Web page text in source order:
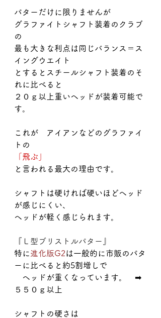
パターだけに限りませんが
グラファイトシャフト装着のクラブ
の
最も大きな利点は同じバランス＝ス
イングウエイト
とするとスチールシャフト装着のそ
れに比べると
２０ｇ以上重いヘッドが装着可能で
す。
これが　アイアンなどのグラファイ
トの
「飛ぶ」
と言われる最大の理由です。
シャフトは硬ければ硬いほどヘッド
が感じにくい、
ヘッドが軽く感じられます。
『Ｌ型ブリストルパター』
特に 進化版G2は一般的に市販のパタ
ーに比べると約5割増しで
ヘッドが重くなっています。　➡
５５０ｇ以上
シャフトの硬さは